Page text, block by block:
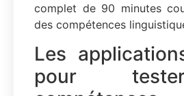
complet de 90 minutes
des compétences
Les
pour